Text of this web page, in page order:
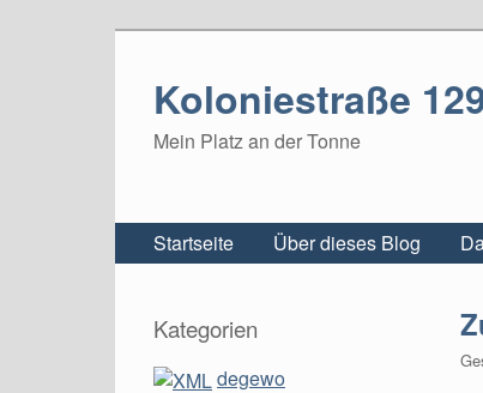
Koloniestraße
Mein Platz an der Tonne
Startseite Über dieses Blog
Kategorien
degewo